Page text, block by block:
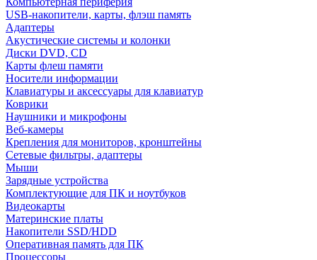
USB-накопители, карты, флэш память
Адаптеры
Акустические системы и колонки
Диски DVD, CD
Карты флеш памяти
Носители информации
Клавиатуры и аксессуары для клавиатур
Коврики
Наушники и микрофоны
Веб-камеры
Крепления для мониторов, кронштейны
Сетевые фильтры, адаптеры
Мыши
Зарядные устройства
Комплектующие для ПК и ноутбуков
Видеокарты
Материнские платы
Накопители SSD/HDD
Оперативная память для ПК
Процессоры